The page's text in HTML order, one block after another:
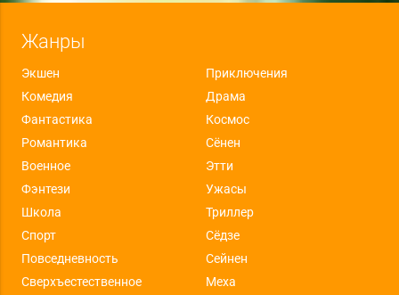
Жанры
Экшен
Приключения
Комедия
Драма
Фантастика
Космос
Романтика
Сёнен
Военное
Этти
Фэнтези
Ужасы
Школа
Триллер
Спорт
Сёдзе
Повседневность
Сейнен
Сверхъестественное
Меха